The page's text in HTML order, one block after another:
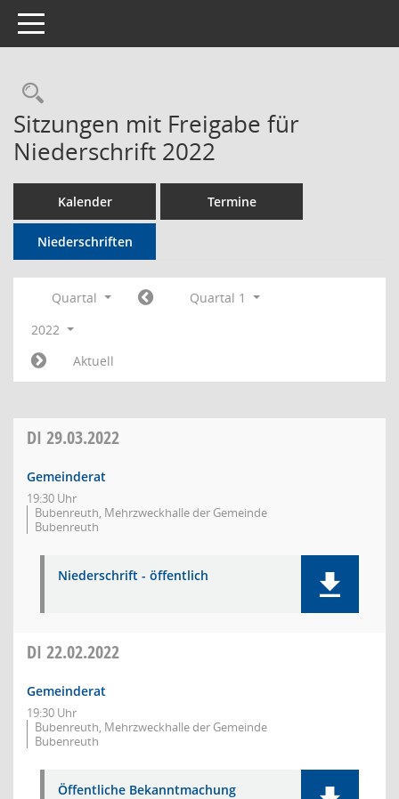
Toggle navigation
Rechercheauswahl
Sitzungen mit Freigabe für
Niederschrift 2022
Kalender Termine
Niederschriften
Quartal
Quartal 1
2022
Aktuell
DI 29.03.2022
Gemeinderat
19:30 Uhr
Bubenreuth, Mehrzweckhalle der Gemeinde
Bubenreuth
Niederschrift - öffentlich
DI 22.02.2022
Gemeinderat
19:30 Uhr
Bubenreuth, Mehrzweckhalle der Gemeinde
Bubenreuth
Öffentliche Bekanntmachung